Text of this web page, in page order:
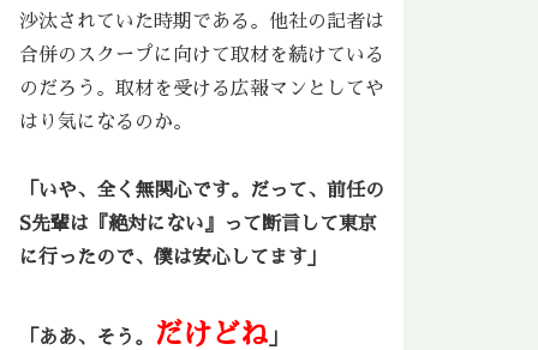
沙汰されていた時期である。他社の記者は
合併のスクープに向けて取材を続けている
のだろう。取材を受ける広報マンとしてや
はり気になるのか。
「いや、全く無関心です。だって、前任の
S先輩は『絶対にない』って断言して東京
に行ったので、僕は安心してます」
「ああ、そう。 だけどね 」